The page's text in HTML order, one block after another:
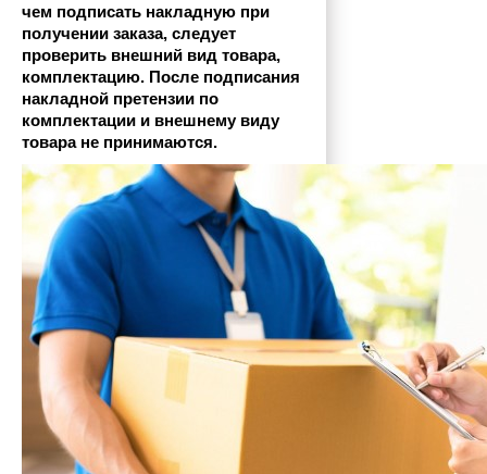
чем подписать накладную при
получении заказа, следует
проверить внешний вид товара,
комплектацию. После подписания
накладной претензии по
комплектации и внешнему виду
товара не принимаются.